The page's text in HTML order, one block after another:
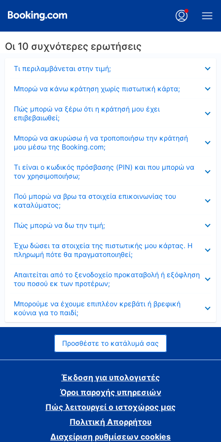
Οι 10 συχνότερες ερωτήσεις
Τι περιλαμβάνεται στην τιμή;
Μπορώ να κάνω κράτηση χωρίς πιστωτική κάρτα;
Πώς μπορώ να ξέρω ότι η κράτησή μου έχει
επιβεβαιωθεί;
Μπορώ να ακυρώσω ή να τροποποιήσω την κράτησή
μου μέσω της Booking.com;
Τι είναι ο κωδικός πρόσβασης (PIN) και που μπορώ να
τον χρησιμοποιήσω;
Πού μπορώ να βρω τα στοιχεία επικοινωνίας του
καταλύματος;
Πώς μπορώ να δω την τιμή;
Έχω δώσει τα στοιχεία της πιστωτικής μου κάρτας. Η
πληρωμή πότε θα πραγματοποιηθεί;
Απαιτείται από το ξενοδοχείο προκαταβολή ή εξόφληση
του ποσού εκ των προτέρων;
Μπορούμε να έχουμε επιπλέον κρεβάτι ή βρεφική
κούνια για το παιδί;
Προσθέστε το κατάλυμά σας
Έκδοση για υπολογιστές
Όροι παροχής υπηρεσιών
Πώς λειτουργεί ο ιστοχώρος μας
Πολιτική Απορρήτου
Διαχείριση ρυθμίσεων cookies